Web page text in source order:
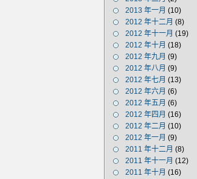
2013 年一月 (10)
2012 年十二月 (8)
2012 年十一月 (19)
2012 年十月 (18)
2012 年九月 (9)
2012 年八月 (9)
2012 年七月 (13)
2012 年六月 (6)
2012 年五月 (6)
2012 年四月 (16)
2012 年二月 (10)
2012 年一月 (9)
2011 年十二月 (8)
2011 年十一月 (12)
2011 年十月 (16)